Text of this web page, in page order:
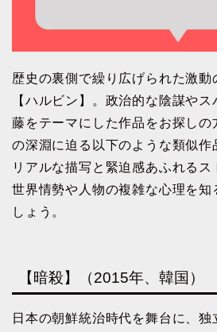
歴史の裏側で繰り広げられた激動
【ハルビン】。政治的な陰謀や
藤をテーマにした作品をお探しの
の深淵に迫る以下のような類似作
リアルな描写と緊迫感あふれる
世界情勢や人物の複雑な心理を
しょう。
【暗殺】（2015年、韓国）
日本の朝鮮統治時代を舞台に、